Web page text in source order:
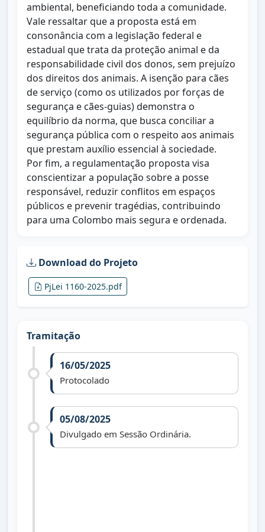
ambiental, beneficiando toda a comunidade.
Vale ressaltar que a proposta está em
consonância com a legislação federal e
estadual que trata da proteção animal e da
responsabilidade civil dos donos, sem prejuízo
dos direitos dos animais. A isenção para cães
de serviço (como os utilizados por forças de
segurança e cães-guias) demonstra o
equilíbrio da norma, que busca conciliar a
segurança pública com o respeito aos animais
que prestam auxílio essencial à sociedade.
Por fim, a regulamentação proposta visa
conscientizar a população sobre a posse
responsável, reduzir conflitos em espaços
públicos e prevenir tragédias, contribuindo
para uma Colombo mais segura e ordenada.
Download do Projeto
PjLei 1160-2025.pdf
Tramitação
16/05/2025
Protocolado
05/08/2025
Divulgado em Sessão Ordinária.